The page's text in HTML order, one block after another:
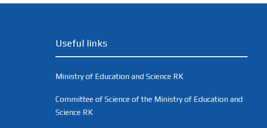
Useful links
Ministry of Education and Science RK
Committee of Science of the Ministry of Education and
Science RK